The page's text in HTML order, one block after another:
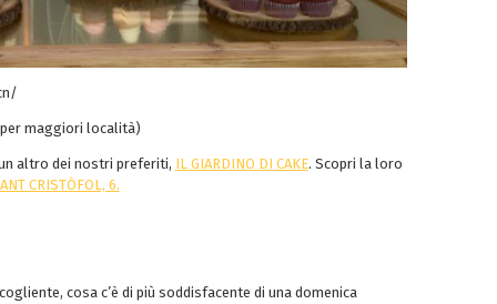
maggiori località)
altro dei nostri preferiti, IL GIARDINO DI CAKE. Scopri la loro
CRISTÒFOL, 6.
cosa c’è di più soddisfacente di una domenica